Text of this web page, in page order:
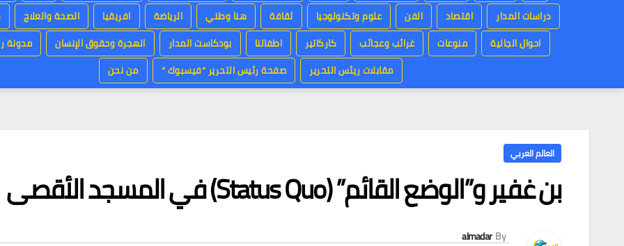
دراسات المدار
اقتصاد الفن علوم وتكنولوجيا ثقافة هنا وطني الرياضة افريقيا الصحة والعلاج
احوال الجالية
منوعات غرائب وعجائب كاركاتير اطفالنا بودكاست المدار الهجرة وحقوق الإنسان
مدونة
مقابلات ريئس التحرير
صفحة رئيس التحرير “فيسبوك “ من نحن
العالم العربي
بن غفير و”الوضع القائم” (Status Quo) في المسجد الأقصى
By
almadar